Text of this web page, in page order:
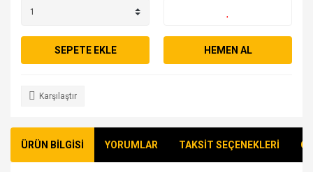
SEPETE EKLE HEMEN AL
Karşılaştır
ÜRÜN BİLGİSİ YORUMLAR TAKSİT SEÇENEKLERİ